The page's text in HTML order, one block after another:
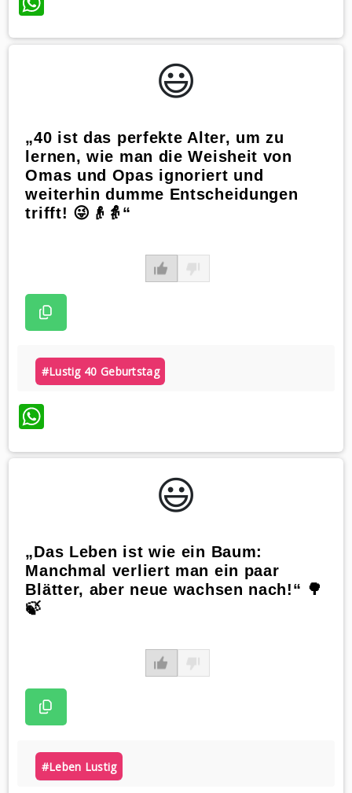
😃️
„40 ist das perfekte Alter, um zu
lernen, wie man die Weisheit von
Omas und Opas ignoriert und
weiterhin dumme Entscheidungen
trifft! 😜👴👵“
#lustig 40 Geburtstag
WhatsApp
😃️
„Das Leben ist wie ein Baum:
Manchmal verliert man ein paar
Blätter, aber neue wachsen nach!“ 🌳
🍃
#leben Lustig